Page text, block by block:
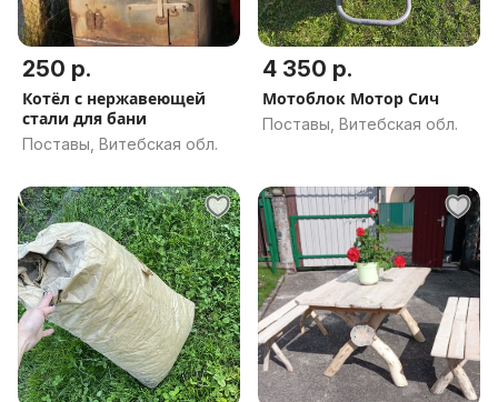
250 р.
Котёл с нержавеющей
стали для бани
Поставы, Витебская обл.
4 350 р.
Мотоблок Мотор Сич
Поставы, Витебская обл.